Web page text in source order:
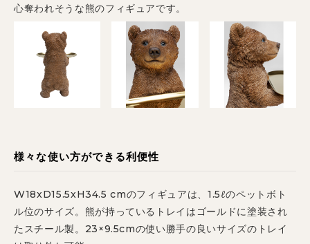
心奪われそうな熊のフィギュアです。
様々な使い方ができる利便性
W18xD15.5xH34.5 cmのフィギュアは、1.5ℓのペットボト
ル位のサイズ。熊が持っているトレイはゴールドに塗装され
たスチール製。23×9.5cmの使い勝手の良いサイズのトレイ